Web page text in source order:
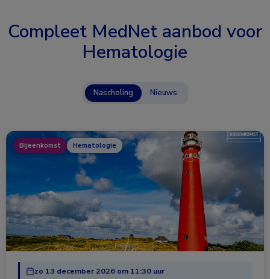
Compleet MedNet aanbod voor
Hematologie
Nascholing Nieuws
Bijeenkomst Hematologie
zo 13 december 2026 om 11:30 uur